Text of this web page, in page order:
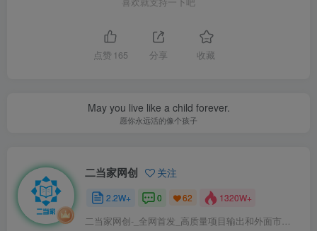
点赞 165 分享 收藏
May you live like a child forever.
愿你永远活的像个孩子
二当家网创 关注
2.2W+ 0 62 1320W+